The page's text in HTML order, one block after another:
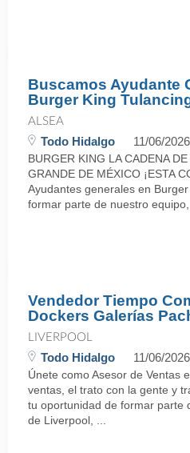
Buscamos Ayudante
Burger King
ALSEA
Todo Hidalgo 11/06/2026
BURGER KING LA CADENA
GRANDE DE MÉXICO ¡ESTA
Ayudantes generales en
formar parte de nuestro equipo,
Vendedor Tiempo
Dockers Galerías
LIVERPOOL
Todo Hidalgo 11/06/2026
Únete como Asesor de Ventas
ventas, el trato con la gente y
tu oportunidad de formar parte
de Liverpool, ...